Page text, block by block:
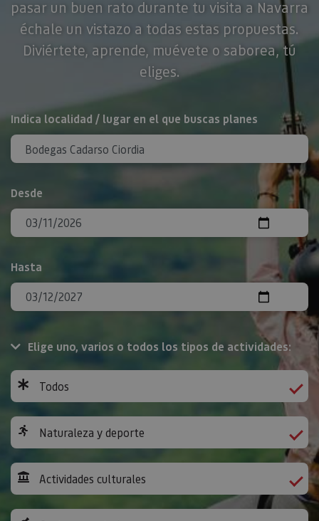
pasar un buen rato durante tu visita a Navarra
échale un vistazo a todas estas propuestas.
Diviértete, aprende, muévete o saborea, tú
eliges.
BUSCAR
Indica localidad / lugar en el que buscas planes
Desde
Hasta
Elige uno, varios o todos los tipos de actividades:
Todos
Naturaleza y deporte
Actividades culturales